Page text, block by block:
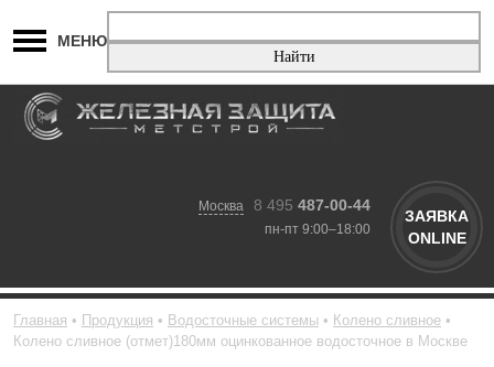
МЕНЮ
Москва 8 495 487-00-44
пн-пт 9:00–18:00
ЗАЯВКА
ONLINE
Главная Продукция Водосточные системы
Колено сливное
Колено сливное (отмет)180мм оцинкованное водосточное в Москве